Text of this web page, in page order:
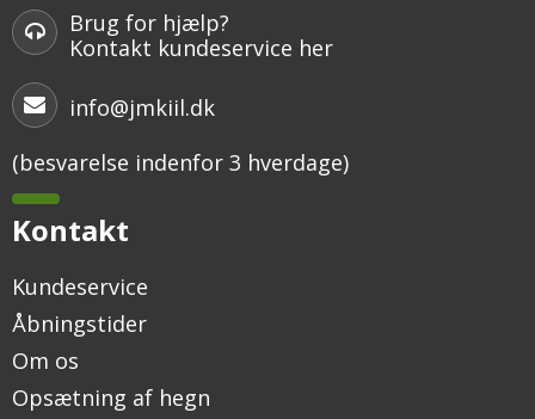
Brug for hjælp?
Kontakt kundeservice her
info@jmkiil.dk
(besvarelse indenfor 3 hverdage)
Kontakt
Kundeservice
Åbningstider
Om os
Opsætning af hegn